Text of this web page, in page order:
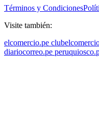
Términos y Condiciones
Visite también:
elcomercio.pe
diariocorreo.pe